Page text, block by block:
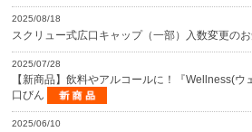
2025/08/18
スクリュー式広口キャップ（一部）入数変更の
2025/07/28
【新商品】飲料やアルコールに！『Wellness(
口びん
2025/06/10